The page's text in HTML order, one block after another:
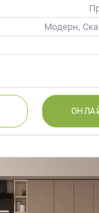
Модерн,